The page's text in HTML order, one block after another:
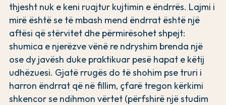
thjesht nuk e keni ruajtur kujtimin e ëndrrës. Lajmi i
mirë është se të mbash mend ëndrrat është një
aftësi që stërvitet dhe përmirësohet shpejt:
shumica e njerëzve vënë re ndryshim brenda një
ose dy javësh duke praktikuar pesë hapat e këtij
udhëzuesi. Gjatë rrugës do të shohim pse truri i
harron ëndrrat që në fillim, çfarë tregon kërkimi
shkencor se ndihmon vërtet (përfshirë një studim